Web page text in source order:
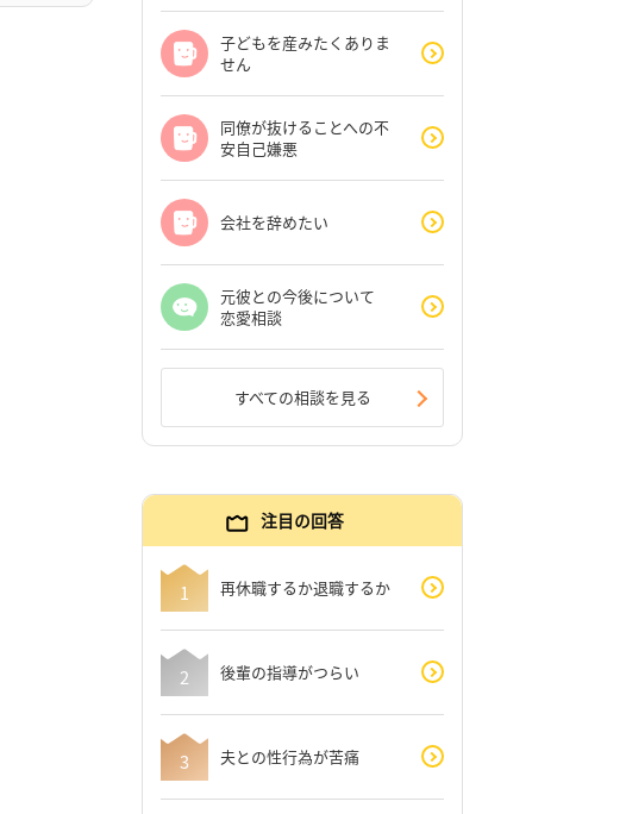
子どもを産みたくありま
せん
同僚が抜けることへの不
安自己嫌悪
会社を辞めたい
元彼との今後について
恋愛相談
すべての相談を見る
注目の回答
再休職するか退職するか
後輩の指導がつらい
夫との性行為が苦痛